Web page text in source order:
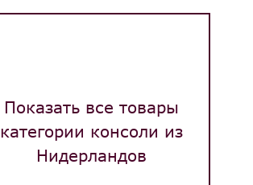
Показать все товары
категории консоли из
Нидерландов